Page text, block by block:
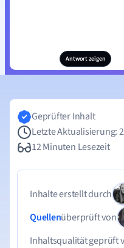
Antwort zeigen
Geprüfter Inhalt
Letzte Aktualisierung:
12 Minuten Lesezeit
Inhalte erstellt durch
Quellenüberprüft von
Inhaltsqualität geprüft